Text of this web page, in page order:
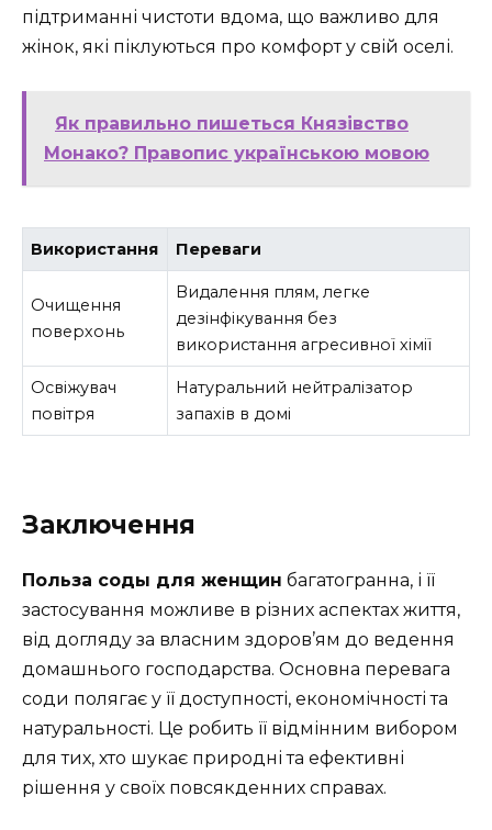
підтриманні чистоти вдома, що важливо для
жінок, які піклуються про комфорт у свій оселі.
Як правильно пишеться Князівство
Монако? Правопис українською мовою
Використання Переваги
Очищення
поверхонь
Видалення плям, легке
дезінфікування без
використання агресивної хімії
Освіжувач
повітря
Натуральний нейтралізатор
запахів в домі
Заключення
Польза соды для женщин багатогранна, і її
застосування можливе в різних аспектах життя,
від догляду за власним здоров’ям до ведення
домашнього господарства. Основна перевага
соди полягає у її доступності, економічності та
натуральності. Це робить її відмінним вибором
для тих, хто шукає природні та ефективні
рішення у своїх повсякденних справах.